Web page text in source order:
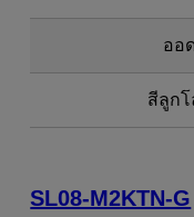
ออด
สีลูกโ
SL08-M2KTN-G